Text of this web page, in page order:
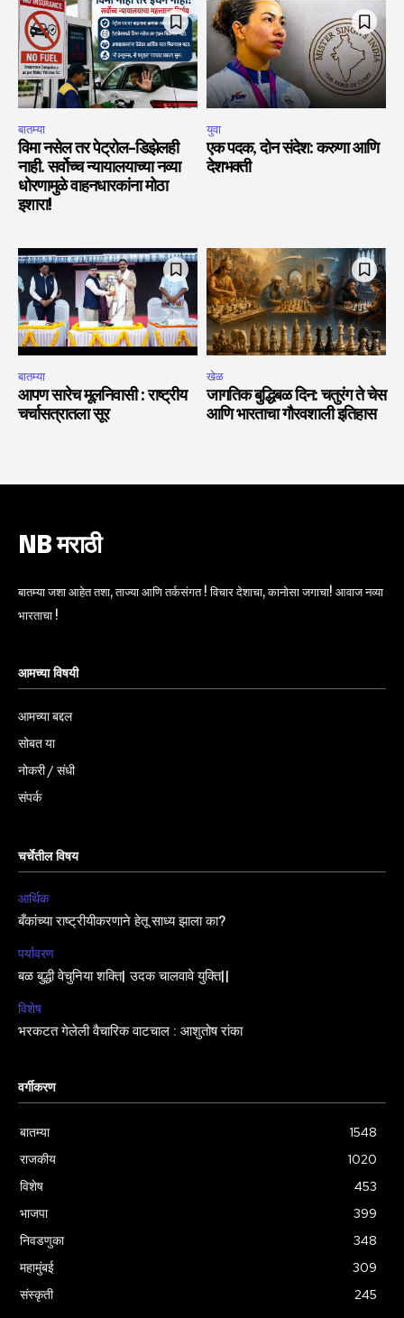
बातम्या
विमा नसेल तर पेट्रोल-डिझेलही
नाही. सर्वोच्च न्यायालयाच्या नव्या
धोरणामुळे वाहनधारकांना मोठा
इशारा!
युवा
एक पदक, दोन संदेश: करुणा आणि
देशभक्ती
बातम्या
आपण सारेच मूलनिवासी : राष्ट्रीय
चर्चासत्रातला सूर
खेळ
जागतिक बुद्धिबळ दिन: चतुरंग ते चेस
आणि भारताचा गौरवशाली इतिहास
NB मराठी
बातम्या जशा आहेत तशा, ताज्या आणि तर्कसंगत ! विचार देशाचा, कानोसा जगाचा! आवाज नव्या
भारताचा !
आमच्या विषयी
आमच्या बद्दल
सोबत या
नोकरी / संधी
संपर्क
चर्चेतील विषय
आर्थिक
बँकांच्या राष्ट्रीयीकरणाने हेतू साध्य झाला का?
पर्यावरण
बळ बुद्धी वेचुनिया शक्ति| उदक चालवावे युक्ति||
विशेष
भरकटत गेलेली वैचारिक वाटचाल : आशुतोष रांका
वर्गीकरण
बातम्या
1548
राजकीय
1020
विशेष
453
भाजपा
399
निवडणुका
348
महामुंबई
309
संस्कृती
245